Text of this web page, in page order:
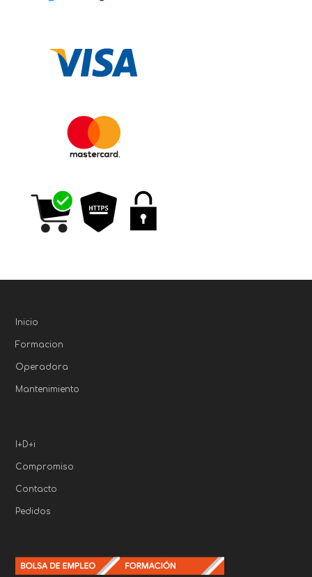
Inicio
Formacion
Operadora
Mantenimiento
I+D+i
Compromiso
Contacto
Pedidos